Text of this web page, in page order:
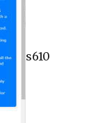
s610